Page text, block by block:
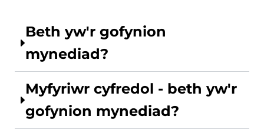
Beth yw'r gofynion
mynediad?
Myfyriwr cyfredol - beth yw'r
gofynion mynediad?